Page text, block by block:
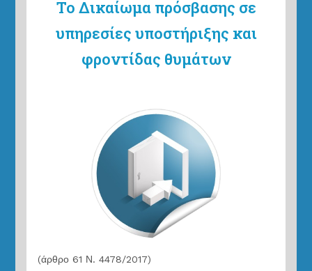
Το Δικαίωμα πρόσβασης σε
υπηρεσίες υποστήριξης και
φροντίδας θυμάτων
(άρθρο 61 Ν. 4478/2017)